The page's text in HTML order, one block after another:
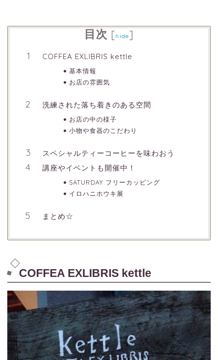
目次 [hide]
COFFEA EXLIBRIS kettle
基本情報
お店の雰囲気
洗練された落ち着きのある空間
お店の中の様子
小物や食器のこだわり
スペシャルティーコーヒーを味わおう
講座やイベントも開催中！
SATURDAY フリーカッピング
イロハニホウキ展
まとめ☆
COFFEA EXLIBRIS kettle